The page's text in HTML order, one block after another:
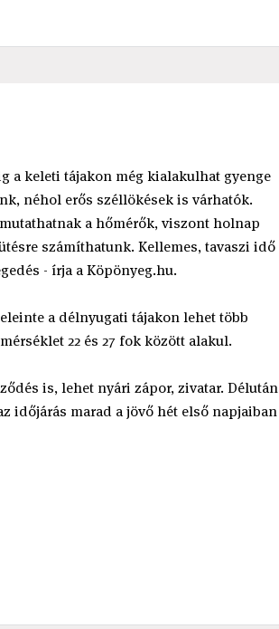
a keleti tájakon még kialakulhat gyenge
néhol erős széllökések is várhatók.
a hőmérők, viszont holnap
számíthatunk. Kellemes, tavaszi idő
- írja a Köpönyeg.hu.
a délnyugati tájakon lehet több
22 és 27 fok között alakul.
is, lehet nyári zápor, zivatar. Délután
időjárás marad a jövő hét első napjaiban